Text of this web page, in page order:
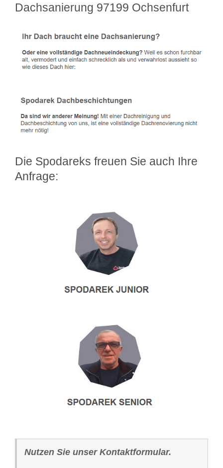
Dachsanierung 97199 Ochsenfurt
Die Spodareks freuen Sie auch Ihre
Anfrage:
Nutzen Sie unser Kontaktformular.